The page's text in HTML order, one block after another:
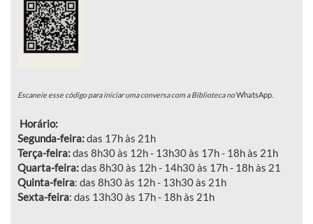
Escaneie esse código para iniciar uma conversa com a Biblioteca noWhatsApp.
Horário:
Segunda-feira:das 17h às 21h
Terça-feira:das 8h30 às 12h - 13h30 às 17h - 18h às 21h
Quarta-feira:das 8h30 às 12h - 14h30 às 17h - 18h às 21
Quinta-feira: das 8h30 às 12h - 13h30 às 21h
Sexta-feira: das 13h30 às 17h - 18h às 21h